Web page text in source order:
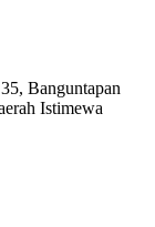
Banguntapan
Istimewa